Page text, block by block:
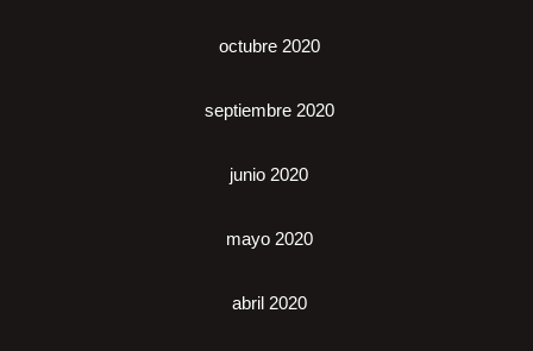
octubre 2020
septiembre 2020
junio 2020
mayo 2020
abril 2020